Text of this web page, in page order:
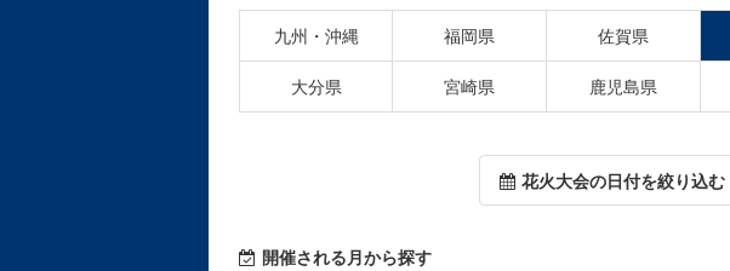
九州・沖縄 福岡県 佐賀県
大分県 宮崎県 鹿児島県
花火大会の日付を絞り込む
開催される月から探す